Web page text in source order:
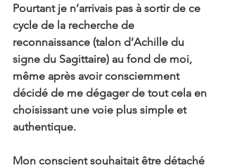
Pourtant je n’arrivais pas à sortir de ce
cycle de la recherche de
reconnaissance (talon d’Achille du
signe du Sagittaire) au fond de moi,
même après avoir consciemment
décidé de me dégager de tout cela en
choisissant une voie plus simple et
authentique.
Mon conscient souhaitait être détaché